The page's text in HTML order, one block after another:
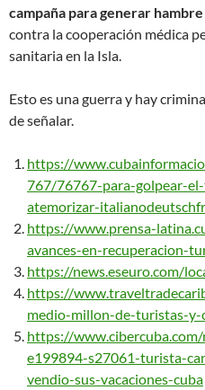
campaña para generar
contra la cooperación médica
sanitaria en la Isla.
Esto es una guerra y hay
de señalar.
https://
767/76767-para-golpear-
atemorizar-
https://www.prensa-
avances-en-recuperacion-
https://news.eseuro.com/
https://
medio-millon-de-turistas-y-
https://
e199894-s27061-turista-
vendio-sus-vacaciones-cuba